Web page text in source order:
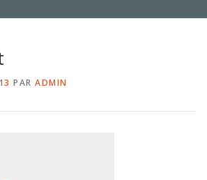
PAR ADMIN